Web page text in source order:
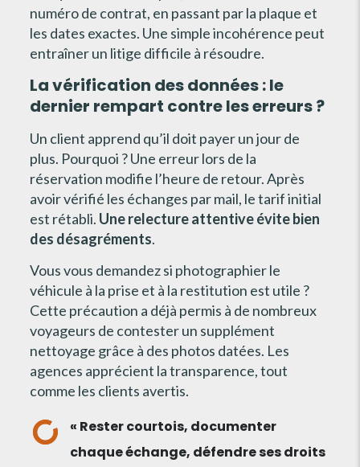
numéro de contrat, en passant par la plaque et
les dates exactes. Une simple incohérence peut
entraîner un litige difficile à résoudre.
La vérification des données : le
dernier rempart contre les erreurs ?
Un client apprend qu’il doit payer un jour de
plus. Pourquoi ? Une erreur lors de la
réservation modifie l’heure de retour. Après
avoir vérifié les échanges par mail, le tarif initial
est rétabli. Une relecture attentive évite bien
des désagréments.
Vous vous demandez si photographier le
véhicule à la prise et à la restitution est utile ?
Cette précaution a déjà permis à de nombreux
voyageurs de contester un supplément
nettoyage grâce à des photos datées. Les
agences apprécient la transparence, tout
comme les clients avertis.
« Rester courtois, documenter
chaque échange, défendre ses droits